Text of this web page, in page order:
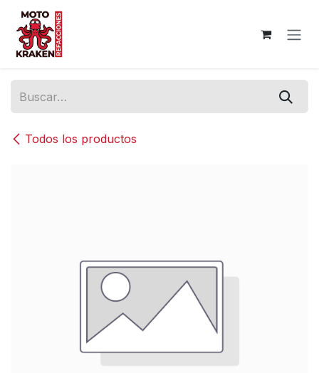
Ir al contenido
Todos los productos